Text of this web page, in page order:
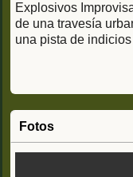
Explosivos
de una travesía
una pista de
Fotos